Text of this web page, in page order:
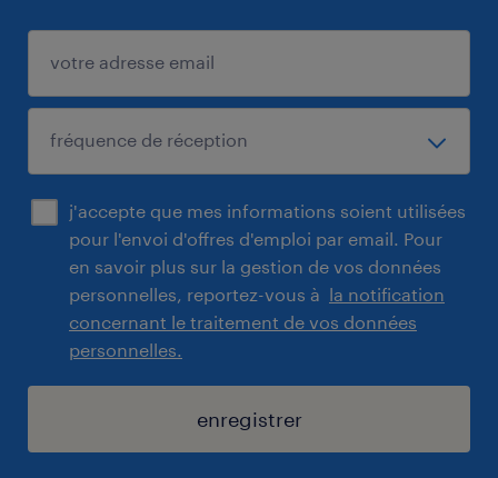
j'accepte que mes informations soient utilisées
pour l'envoi d'offres d'emploi par email. Pour
en savoir plus sur la gestion de vos données
personnelles, reportez-vous à la notification
concernant le traitement de vos données
personnelles.
enregistrer